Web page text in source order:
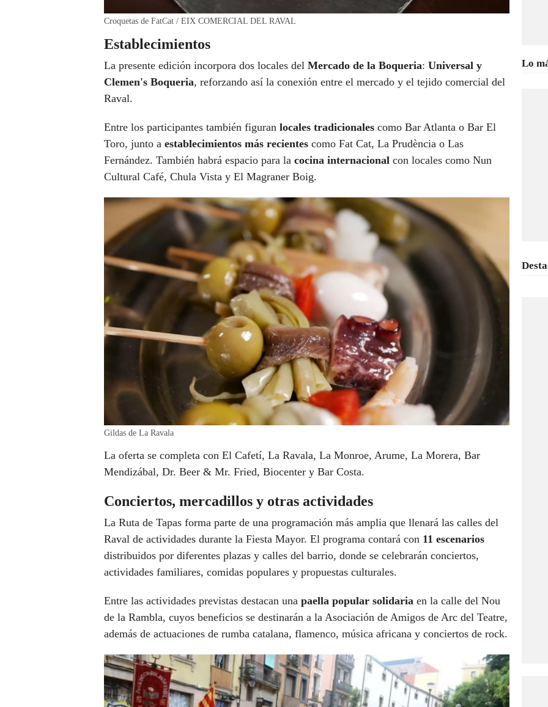
Croquetas de FatCat / EIX COMERCIAL DEL RAVAL
Establecimientos
La presente edición incorpora dos locales del Mercado de la Boqueria: Universal y
Clemen's Boqueria, reforzando así la conexión entre el mercado y el tejido comercial del
Raval.
Entre los participantes también figuran locales tradicionales como Bar Atlanta o Bar El
Toro, junto a establecimientos más recientes como Fat Cat, La Prudència o Las
Fernández. También habrá espacio para la cocina internacional con locales como Nun
Cultural Café, Chula Vista y El Magraner Boig.
Gildas de La Ravala
La oferta se completa con El Cafetí, La Ravala, La Monroe, Arume, La Morera, Bar
Mendizábal, Dr. Beer & Mr. Fried, Biocenter y Bar Costa.
Conciertos, mercadillos y otras actividades
La Ruta de Tapas forma parte de una programación más amplia que llenará las calles del
Raval de actividades durante la Fiesta Mayor. El programa contará con 11 escenarios
distribuidos por diferentes plazas y calles del barrio, donde se celebrarán conciertos,
actividades familiares, comidas populares y propuestas culturales.
Entre las actividades previstas destacan una paella popular solidaria en la calle del Nou
de la Rambla, cuyos beneficios se destinarán a la Asociación de Amigos de Arc del Teatre,
además de actuaciones de rumba catalana, flamenco, música africana y conciertos de rock.
Lo